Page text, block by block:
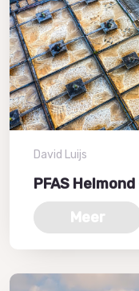
David Luijs
PFAS
Meer